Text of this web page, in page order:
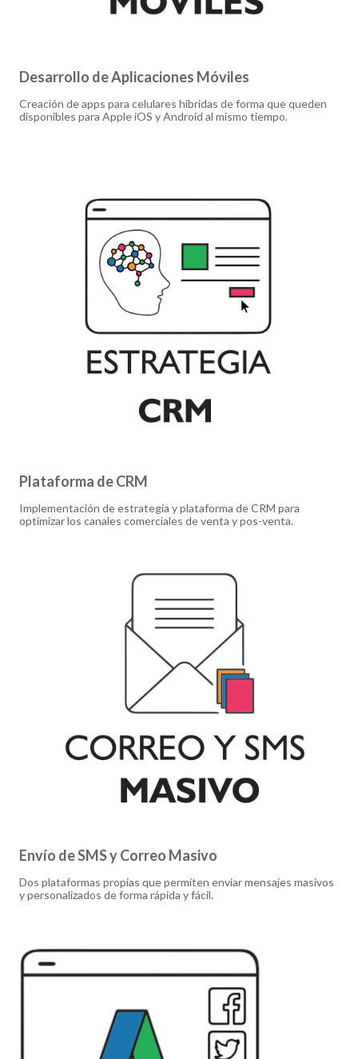
Desarrollo de Aplicaciones Móviles
Creación de apps para celulares híbridas de forma que queden
disponibles para Apple iOS y Android al mismo tiempo.
Plataforma de CRM
Implementación de estrategia y plataforma de CRM para
optimizar los canales comerciales de venta y pos-venta.
Envío de SMS y Correo Masivo
Dos plataformas propias que permiten enviar mensajes masivos
y personalizados de forma rápida y fácil.